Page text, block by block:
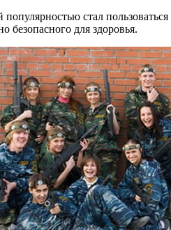
популярностью стал
безопасного для здоровья.